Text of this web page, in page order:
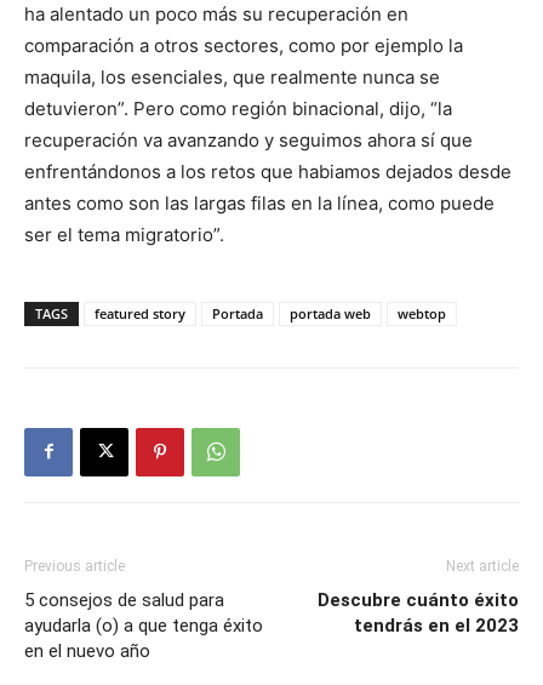
ha alentado un poco más su recuperación en
comparación a otros sectores, como por ejemplo la
maquila, los esenciales, que realmente nunca se
detuvieron”. Pero como región binacional, dijo, “la
recuperación va avanzando y seguimos ahora sí que
enfrentándonos a los retos que habiamos dejados desde
antes como son las largas filas en la línea, como puede
ser el tema migratorio”.
TAGS featured story Portada portada web webtop
Previous article
5 consejos de salud para
ayudarla (o) a que tenga éxito
en el nuevo año
Next article
Descubre cuánto éxito
tendrás en el 2023